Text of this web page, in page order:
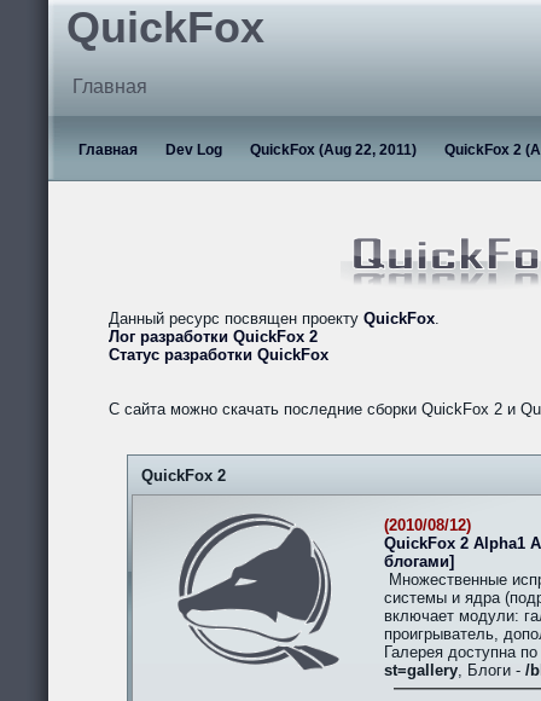
QuickFox
Главная
Главная Dev Log QuickFox (Aug 22, 2011) QuickFox 2
Данный ресурс посвящен проекту QuickFox.
Лог разработки QuickFox 2
Статус разработки QuickFox
С сайта можно скачать последние сборки QuickFox 2 и
QuickFox 2
(2010/08/12)
QuickFox 2 Alpha1
блогами]
Множественные
системы и ядра
включает модули:
проигрыватель,
Галерея доступна
st=gallery, Блоги - /